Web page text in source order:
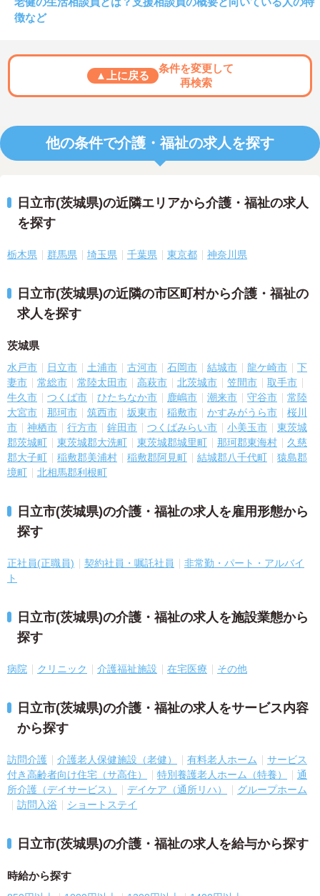
徴など
▲上に戻る
条件を変更して
再検索
他の条件で介護・福祉の求人を探す
日立市(茨城県)の近隣エリアから介護・福祉の求人
を探す
栃木県 群馬県 埼玉県 千葉県 東京都 神奈川県
日立市(茨城県)の近隣の市区町村から介護・福祉の
求人を探す
茨城県
水戸市 日立市 土浦市 古河市 石岡市 結城市 龍ケ崎市
下
妻市
常総市 常陸太田市 高萩市 北茨城市 笠間市
取手市
牛久市
つくば市 ひたちなか市 鹿嶋市 潮来市 守谷市
常陸
大宮市
那珂市 筑西市 坂東市 稲敷市 かすみがうら市
桜川
市
神栖市 行方市 鉾田市 つくばみらい市 小美玉市
東茨城
郡茨城町
東茨城郡大洗町 東茨城郡城里町 那珂郡東海村
久慈
郡大子町
稲敷郡美浦村 稲敷郡阿見町 結城郡八千代町
猿島郡
境町
北相馬郡利根町
日立市(茨城県)の介護・福祉の求人を雇用形態から
探す
正社員(正職員) 契約社員・嘱託社員
非常勤・パート・アルバイ
ト
日立市(茨城県)の介護・福祉の求人を施設業態から
探す
病院 クリニック 介護福祉施設 在宅医療 その他
日立市(茨城県)の介護・福祉の求人をサービス内容
から探す
訪問介護 介護老人保健施設（老健） 有料老人ホーム
サービス
付き高齢者向け住宅（サ高住）
特別養護老人ホーム（特養）
通
所介護（デイサービス）
デイケア（通所リハ）
グループホーム
訪問入浴
ショートステイ
日立市(茨城県)の介護・福祉の求人を給与から探す
時給から探す